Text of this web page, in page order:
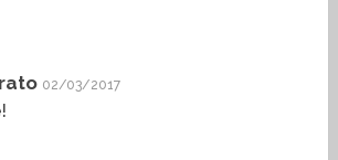
02/03/2017